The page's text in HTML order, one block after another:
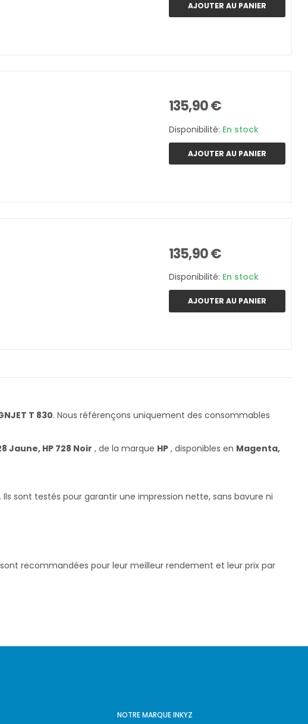
AJOUTER AU PANIER
135,90 €
Disponibilité: En stock
AJOUTER AU PANIER
135,90 €
Disponibilité: En stock
AJOUTER AU PANIER
T 830. Nous référençons uniquement des consommables
Jaune, HP 728 Noir , de la marque HP , disponibles en Magenta,
Ils sont testés pour garantir une impression nette, sans bavure ni
recommandées pour leur meilleur rendement et leur prix par
NOTRE MARQUE INKYZ